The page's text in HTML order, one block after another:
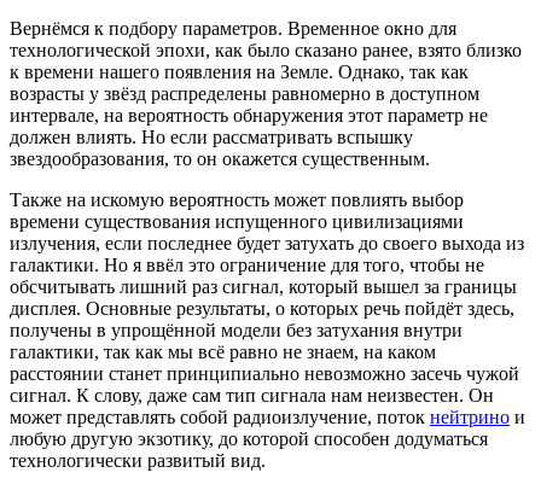
Вернёмся к подбору параметров. Временное окно для
технологической эпохи, как было сказано ранее, взято близко
к времени нашего появления на Земле. Однако, так как
возрасты у звёзд распределены равномерно в доступном
интервале, на вероятность обнаружения этот параметр не
должен влиять. Но если рассматривать вспышку
звездообразования, то он окажется существенным.
Также на искомую вероятность может повлиять выбор
времени существования испущенного цивилизациями
излучения, если последнее будет затухать до своего выхода из
галактики. Но я ввёл это ограничение для того, чтобы не
обсчитывать лишний раз сигнал, который вышел за границы
дисплея. Основные результаты, о которых речь пойдёт здесь,
получены в упрощённой модели без затухания внутри
галактики, так как мы всё равно не знаем, на каком
расстоянии станет принципиально невозможно засечь чужой
сигнал. К слову, даже сам тип сигнала нам неизвестен. Он
может представлять собой радиоизлучение, поток нейтрино и
любую другую экзотику, до которой способен додуматься
технологически развитый вид.